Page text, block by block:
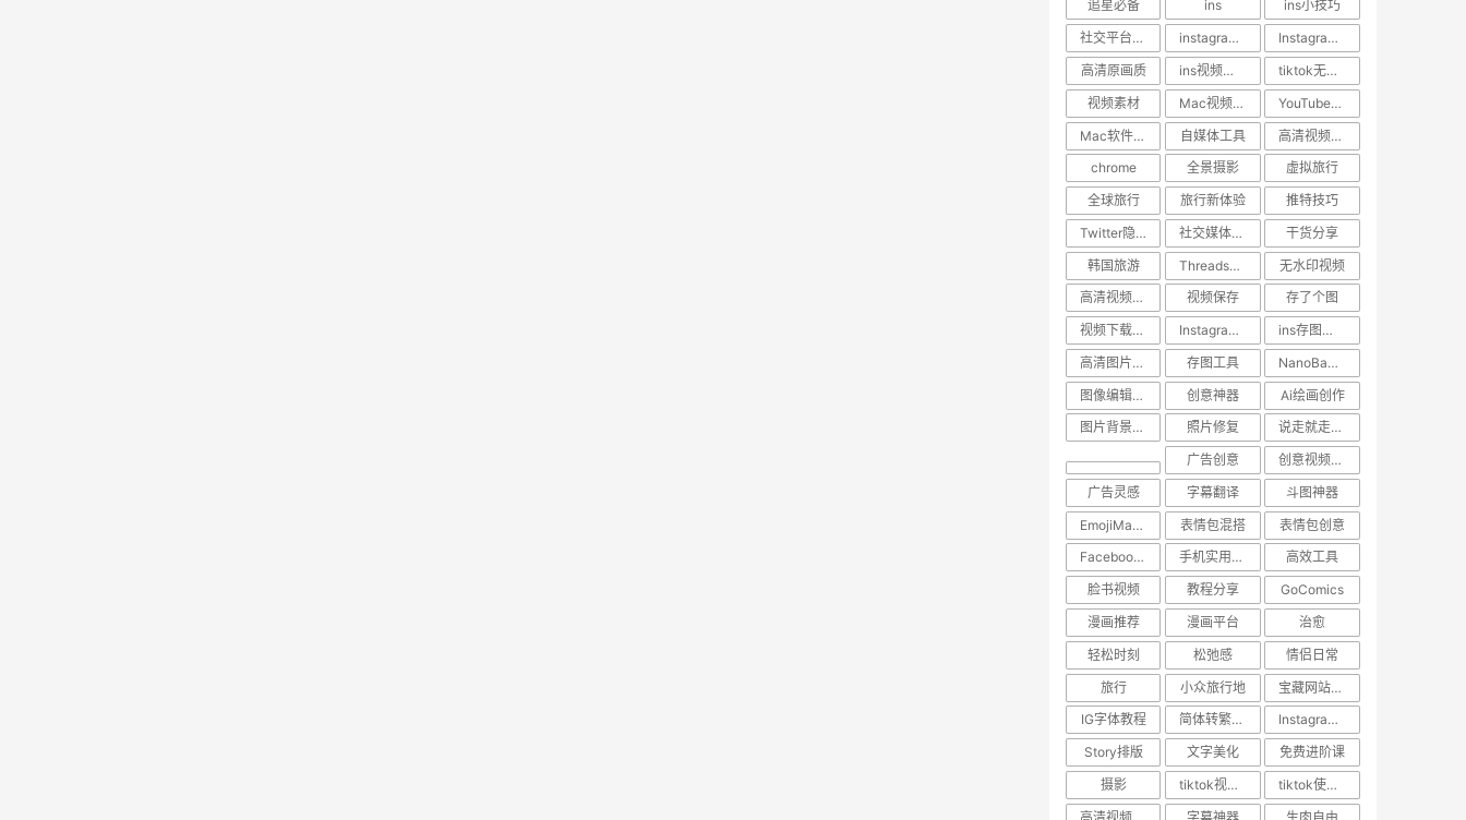
追星必备
ins
ins小技巧
社交平台教程
instagram点赞记录找回
Instagram视频下载
高清原画质
ins视频压缩原因
tiktok无水印视频下载
视频素材
Mac视频下载工具
YouTube高清下载
Mac软件推荐
自媒体工具
高清视频下载神器
chrome
全景摄影
虚拟旅行
全球旅行
旅行新体验
推特技巧
Twitter隐藏功能
社交媒体小技巧
干货分享
韩国旅游
Threads视频下载
无水印视频
高清视频下载
视频保存
存了个图
视频下载神器
Instagram高清下载
ins存图技巧
高清图片保存
存图工具
NanoBanana
图像编辑工具
创意神器
Ai绘画创作
图片背景转换
照片修复
说走就走的旅行
广告创意
创意视频下载
广告灵感
字幕翻译
斗图神器
EmojiMashup
表情包混搭
表情包创意
Facebook视频保存
手机实用技巧
高效工具
脸书视频
教程分享
GoComics
漫画推荐
漫画平台
治愈
轻松时刻
松弛感
情侣日常
旅行
小众旅行地
宝藏网站推荐
IG字体教程
简体转繁体技巧
Instagram使用技巧
Story排版
文字美化
免费进阶课
摄影
tiktok视频下载
tiktok使用技巧